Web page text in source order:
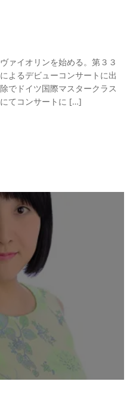
ァイオリンを始める。第３３
よるデビューコンサートに出
でドイツ国際マスタークラス
てコンサートに […]